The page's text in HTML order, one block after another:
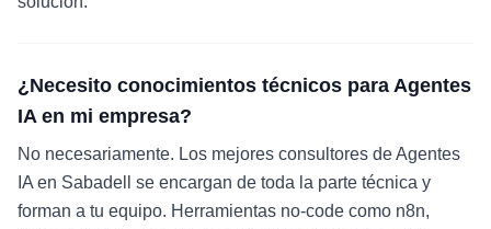
¿Necesito conocimientos técnicos para Agentes
IA en mi empresa?
No necesariamente. Los mejores consultores de Agentes
IA en Sabadell se encargan de toda la parte técnica y
forman a tu equipo. Herramientas no-code como n8n,